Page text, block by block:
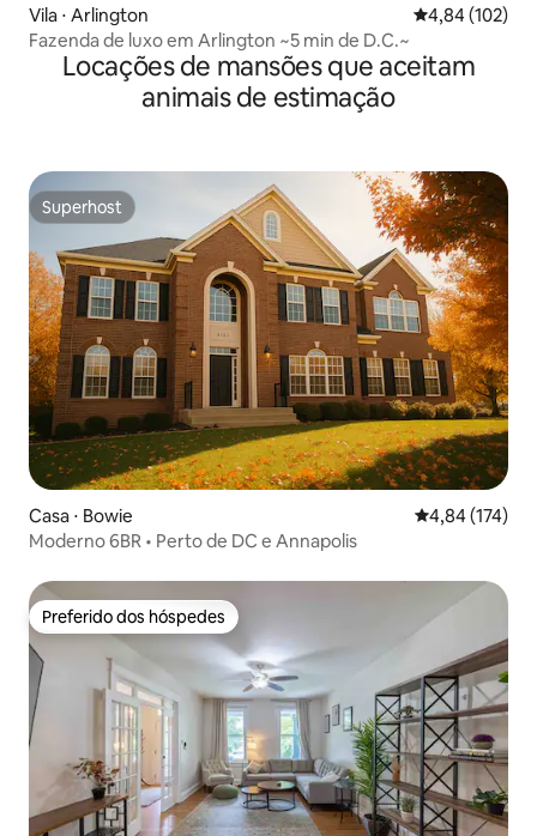
Vila ⋅ Arlington 4,84 de uma
4,84 (102)
Fazenda de luxo em Arlington ~5 min de D.C.~
Locações de mansões que aceitam
animais de estimação
Superhost
Superhost
Casa ⋅ Bowie 4,84 de uma
4,84 (174)
Moderno 6BR • Perto de DC e Annapolis
Preferido dos hóspedes
Preferido dos hóspedes